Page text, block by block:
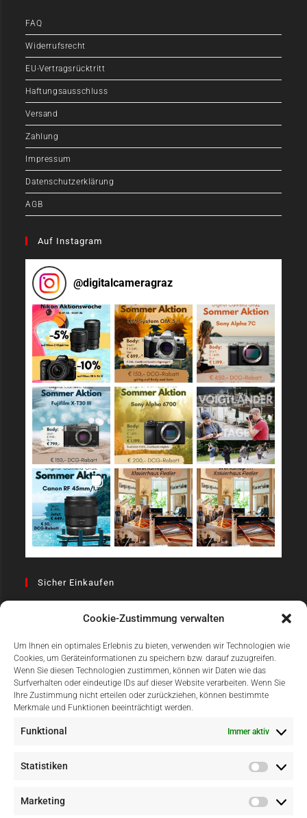
Cookie-Zustimmung verwalten
Um Ihnen ein optimales Erlebnis zu bieten, verwenden wir Technologien wie
Cookies, um Geräteinformationen zu speichern bzw. darauf zuzugreifen.
Wenn Sie diesen Technologien zustimmen, können wir Daten wie das
Surfverhalten oder eindeutige IDs auf dieser Website verarbeiten. Wenn Sie
Ihre Zustimmung nicht erteilen oder zurückziehen, können bestimmte
Merkmale und Funktionen beeinträchtigt werden.
Funktional Immer aktiv
Statistiken
Marketing
FAQ
Widerrufsrecht
EU-Vertragsrücktritt
Haftungsausschluss
Versand
Zahlung
Impressum
Datenschutzerklärung
AGB
Auf Instagram
@digitalcameragraz
Sicher Einkaufen
Einfach Online Bezahlen